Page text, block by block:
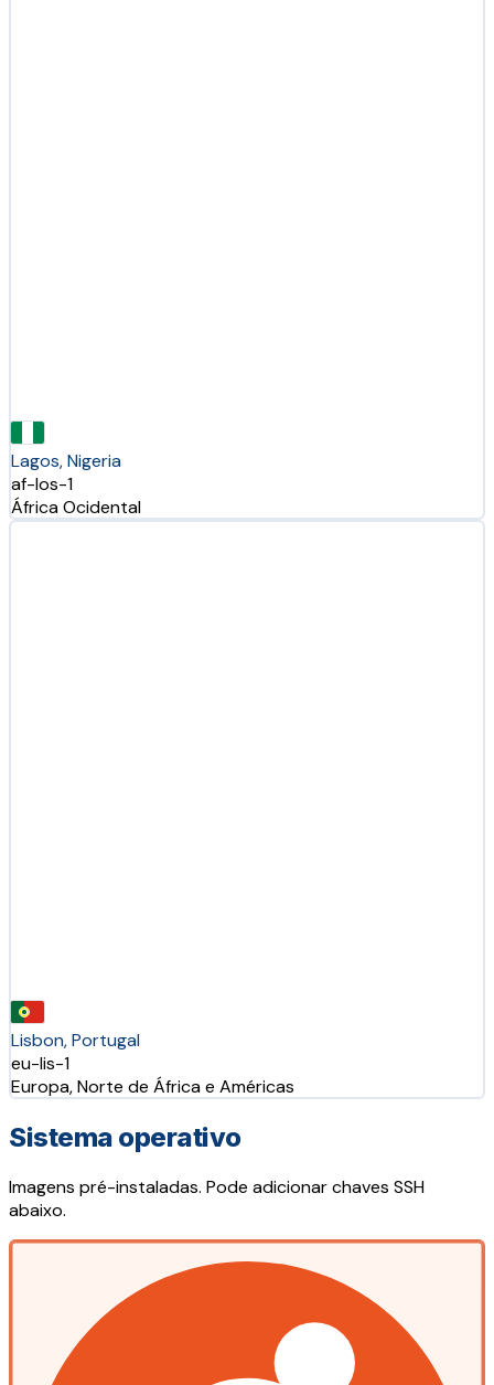
Lagos, Nigeria
af-los-1
África Ocidental
Lisbon, Portugal
eu-lis-1
Europa, Norte de África e Américas
Sistema operativo
Imagens pré-instaladas. Pode adicionar chaves SSH
abaixo.